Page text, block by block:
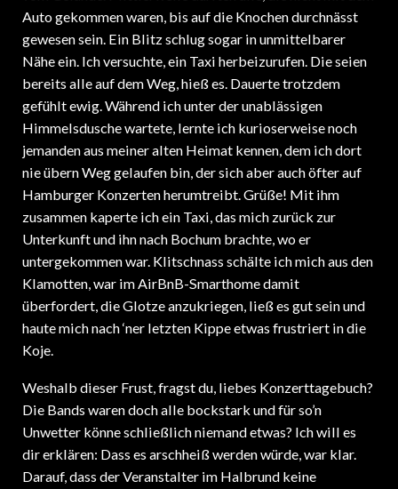
Auto gekommen waren, bis auf die Knochen durchnässt
gewesen sein. Ein Blitz schlug sogar in unmittelbarer
Nähe ein. Ich versuchte, ein Taxi herbeizurufen. Die seien
bereits alle auf dem Weg, hieß es. Dauerte trotzdem
gefühlt ewig. Während ich unter der unablässigen
Himmelsdusche wartete, lernte ich kurioserweise noch
jemanden aus meiner alten Heimat kennen, dem ich dort
nie übern Weg gelaufen bin, der sich aber auch öfter auf
Hamburger Konzerten herumtreibt. Grüße! Mit ihm
zusammen kaperte ich ein Taxi, das mich zurück zur
Unterkunft und ihn nach Bochum brachte, wo er
untergekommen war. Klitschnass schälte ich mich aus den
Klamotten, war im AirBnB-Smarthome damit
überfordert, die Glotze anzukriegen, ließ es gut sein und
haute mich nach ‘ner letzten Kippe etwas frustriert in die
Koje.
Weshalb dieser Frust, fragst du, liebes Konzerttagebuch?
Die Bands waren doch alle bockstark und für so’n
Unwetter könne schließlich niemand etwas? Ich will es
dir erklären: Dass es arschheiß werden würde, war klar.
Darauf, dass der Veranstalter im Halbrund keine